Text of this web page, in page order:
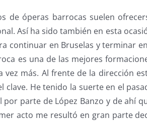
de óperas barrocas suelen
Así ha sido también en esta
continuar en Bruselas y terminar
es una de las mejores
vez más. Al frente de la dirección
clave. He tenido la suerte en el
por parte de López Banzo y de ahí
acto me resultó en gran parte